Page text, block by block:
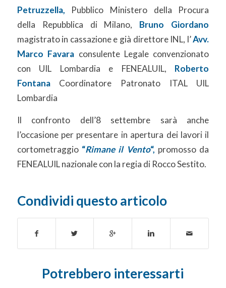
Petruzzella, Pubblico Ministero della Procura
della Repubblica di Milano, Bruno Giordano
magistrato in cassazione e già direttore INL, l’Avv.
Marco Favara consulente Legale convenzionato
con UIL Lombardia e FENEALUIL, Roberto
Fontana Coordinatore Patronato ITAL UIL
Lombardia
Il confronto dell’8 settembre sarà anche
l’occasione per presentare in apertura dei lavori il
cortometraggio “Rimane il Vento“, promosso da
FENEALUIL nazionale con la regia di Rocco Sestito.
Condividi questo articolo
Potrebbero interessarti